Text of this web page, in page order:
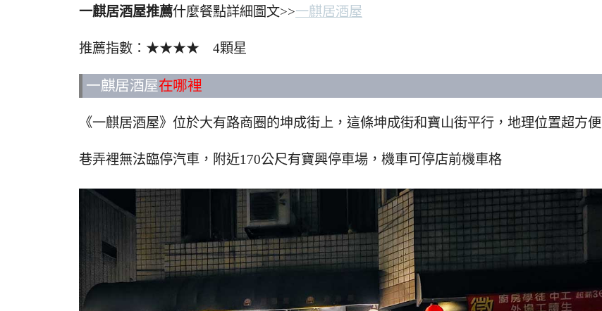
一麒居酒屋推薦什麼餐點詳細圖文>>一麒居酒屋
推薦指數：★★★★ 4顆星
一麒居酒屋在哪裡
《一麒居酒屋》位於大有路商圈的坤成街上，這條坤成街和寶山街平行，地理位置超方便
巷弄裡無法臨停汽車，附近170公尺有寶興停車場，機車可停店前機車格